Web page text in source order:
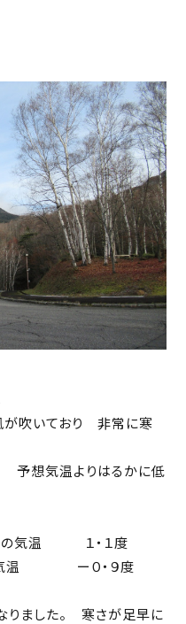
いており 非常に寒
気温よりはるかに低
１・１度
０・９度
した。 寒さが足早に